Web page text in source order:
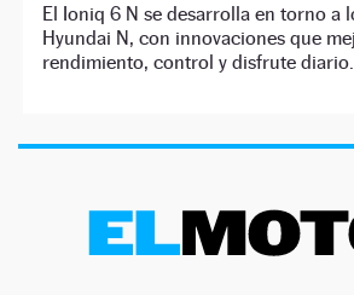
El Ioniq 6 N se desarrolla en torno a
Hyundai N, con innovaciones que
rendimiento, control y disfrute diario.